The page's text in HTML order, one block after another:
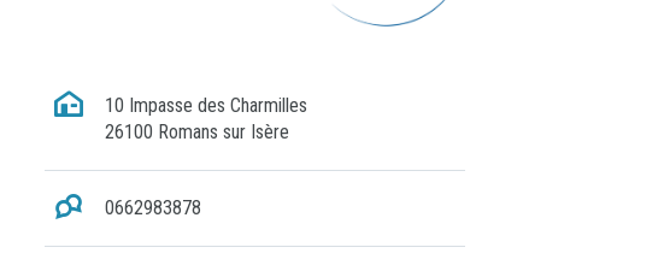
10 Impasse des Charmilles
26100 Romans sur Isère
0662983878